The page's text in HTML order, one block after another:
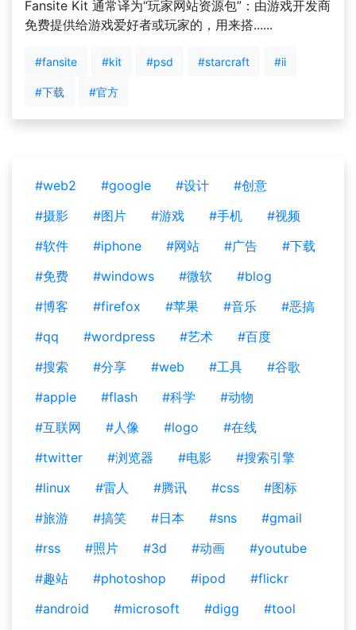
Fansite Kit 通常译为“玩家网站资源包”：由游戏开发商
免费提供给游戏爱好者或玩家的，用来搭......
#fansite #kit #psd #starcraft #ii
#下载 #官方
#web2 #google #设计
#创意
#摄影
#图片 #游戏 #手机
#视频
#软件
#iphone #网站 #广告
#下载
#免费
#windows #微软
#blog
#博客
#firefox #苹果 #音乐
#恶搞
#qq
#wordpress #艺术
#百度
#搜索
#分享 #web #工具
#谷歌
#apple
#flash #科学
#动物
#互联网
#人像 #logo
#在线
#twitter
#浏览器 #电影
#搜索引擎
#linux
#雷人 #腾讯 #css
#图标
#旅游
#搞笑 #日本 #sns
#gmail
#rss
#照片 #3d #动画
#youtube
#趣站
#photoshop #ipod
#flickr
#android
#microsoft #digg
#tool